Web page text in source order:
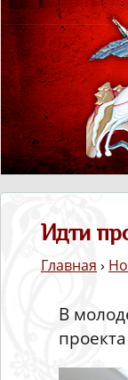
Идти
Главная ›
В